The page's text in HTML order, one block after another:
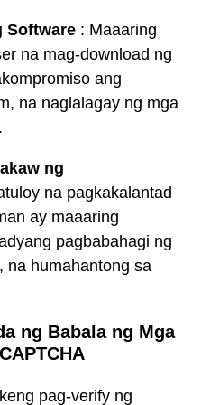
Software : Maaaring
na mag-download ng
ang
na naglalagay ng mga
ng
na pagkakalantad
ay maaaring
pagbabahagi ng
na humahantong sa
ng Babala ng Mga
pag-verify ng